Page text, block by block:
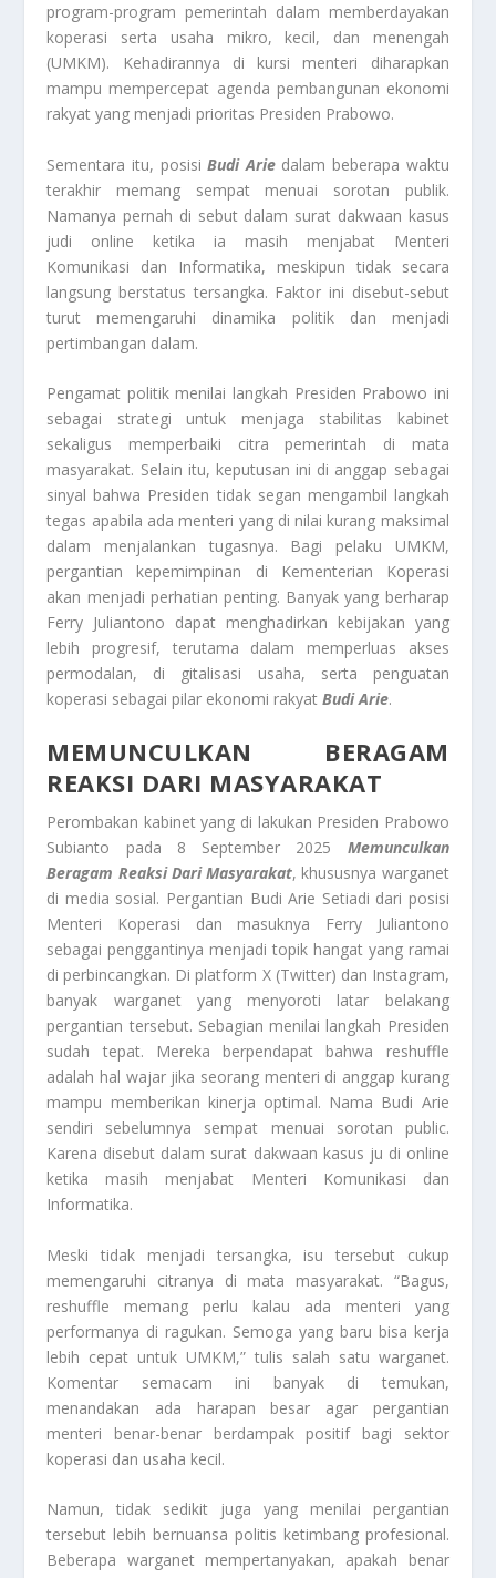
program-program pemerintah dalam memberdayakan
koperasi serta usaha mikro, kecil, dan menengah
(UMKM). Kehadirannya di kursi menteri diharapkan
mampu mempercepat agenda pembangunan ekonomi
rakyat yang menjadi prioritas Presiden Prabowo.
Sementara itu, posisiBudi Ariedalam beberapa waktu
terakhir memang sempat menuai sorotan publik.
Namanya pernah di sebut dalam surat dakwaan kasus
judi online ketika ia masih menjabat Menteri
Komunikasi dan Informatika, meskipun tidak secara
langsung berstatus tersangka. Faktor ini disebut-sebut
turut memengaruhi dinamika politik dan menjadi
pertimbangan dalam.
Pengamat politik menilai langkah Presiden Prabowo ini
sebagai strategi untuk menjaga stabilitas kabinet
sekaligus memperbaiki citra pemerintah di mata
masyarakat. Selain itu, keputusan ini di anggap sebagai
sinyal bahwa Presiden tidak segan mengambil langkah
tegas apabila ada menteri yang di nilai kurang maksimal
dalam menjalankan tugasnya. Bagi pelaku UMKM,
pergantian kepemimpinan di Kementerian Koperasi
akan menjadi perhatian penting. Banyak yang berharap
Ferry Juliantono dapat menghadirkan kebijakan yang
lebih progresif, terutama dalam memperluas akses
permodalan, di gitalisasi usaha, serta penguatan
koperasi sebagai pilar ekonomi rakyat Budi Arie.
MEMUNCULKAN BERAGAM
REAKSI DARI MASYARAKAT
Perombakan kabinet yang di lakukan Presiden Prabowo
Subianto pada 8 September 2025 Memunculkan
Beragam Reaksi Dari Masyarakat, khususnya warganet
di media sosial. Pergantian Budi Arie Setiadi dari posisi
Menteri Koperasi dan masuknya Ferry Juliantono
sebagai penggantinya menjadi topik hangat yang ramai
di perbincangkan. Di platform X (Twitter) dan Instagram,
banyak warganet yang menyoroti latar belakang
pergantian tersebut. Sebagian menilai langkah Presiden
sudah tepat. Mereka berpendapat bahwa reshuffle
adalah hal wajar jika seorang menteri di anggap kurang
mampu memberikan kinerja optimal. Nama Budi Arie
sendiri sebelumnya sempat menuai sorotan public.
Karena disebut dalam surat dakwaan kasus ju di online
ketika masih menjabat Menteri Komunikasi dan
Informatika.
Meski tidak menjadi tersangka, isu tersebut cukup
memengaruhi citranya di mata masyarakat. “Bagus,
reshuffle memang perlu kalau ada menteri yang
performanya di ragukan. Semoga yang baru bisa kerja
lebih cepat untuk UMKM,” tulis salah satu warganet.
Komentar semacam ini banyak di temukan,
menandakan ada harapan besar agar pergantian
menteri benar-benar berdampak positif bagi sektor
koperasi dan usaha kecil.
Namun, tidak sedikit juga yang menilai pergantian
tersebut lebih bernuansa politis ketimbang profesional.
Beberapa warganet mempertanyakan, apakah benar